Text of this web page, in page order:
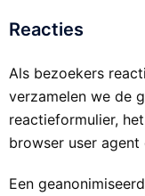
Reacties
Als bezoekers
verzamelen we de
reactieformulier,
browser user
Een